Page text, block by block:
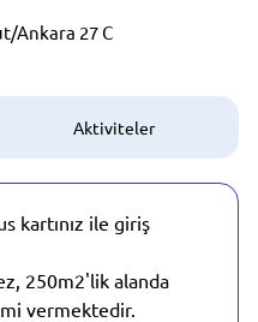
Ankara 27 C
Aktiviteler
kartınız ile giriş
250m2'lik alanda
vermektedir.